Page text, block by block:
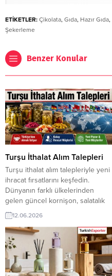
ETİKETLER: Çikolata, Gıda, Hazır Gıda,
Şekerleme
Benzer Konular
Turşu İthalat Alım Talepleri
Turşu ithalat alım talepleriyle yeni
ihracat fırsatlarını keşfedin.
Dünyanın farklı ülkelerinden
gelen güncel kornişon, salatalık
ve çeşitli turşu talepleriyle Türk
üreticileri yeni alıcılara ulaşma
imkânı buluyor. TurkishExporter
ile hedef pazarlara daha hızlı
erişin. Turşu İthalat Talepleri
ListesiGıda İthalatçı Alım Talepleri
Listesi
12.06.2026